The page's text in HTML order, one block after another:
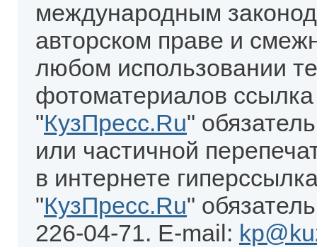
международным
авторском праве и
любом использовании
фотоматериалов
"КузПресс.Ru"
или частичной
в интернете
"КузПресс.Ru"
226-04-71. E-mail: